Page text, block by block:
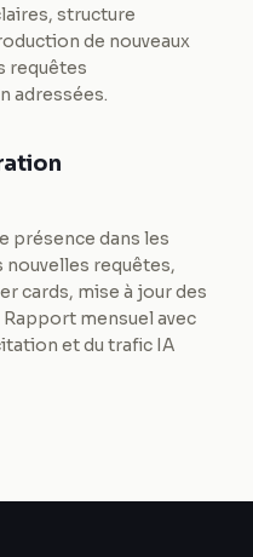
structure
de nouveaux
requêtes
adressées.
présence dans les
nouvelles requêtes,
cards, mise à jour des
mensuel avec
et du trafic IA